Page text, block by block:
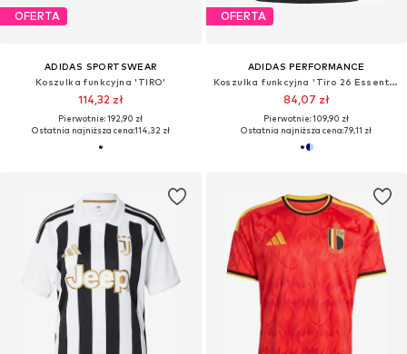
OFERTA
ADIDAS SPORTSWEAR
Koszulka funkcyjna 'TIRO'
114,32 zł
Pierwotnie: 192,90 zł
Ostatnia najniższa cena:114,32 zł
OFERTA
ADIDAS PERFORMANCE
Koszulka funkcyjna 'Tiro 26 Essentials'
84,07 zł
Pierwotnie: 109,90 zł
Ostatnia najniższa cena:79,11 zł